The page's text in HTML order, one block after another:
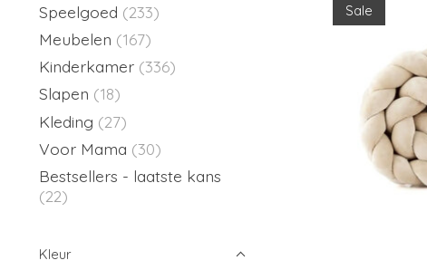
Speelgoed (233)
Meubelen (167)
Kinderkamer (336)
Slapen (18)
Kleding (27)
Voor Mama (30)
Bestsellers - laatste kans
(22)
Kleur
Sale